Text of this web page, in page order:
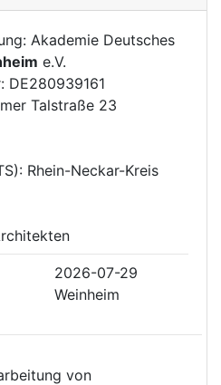
Akademie Deutsches
e.V.
DE280939161
Talstraße 23
Rhein-Neckar-Kreis
2026-07-29
Weinheim
von